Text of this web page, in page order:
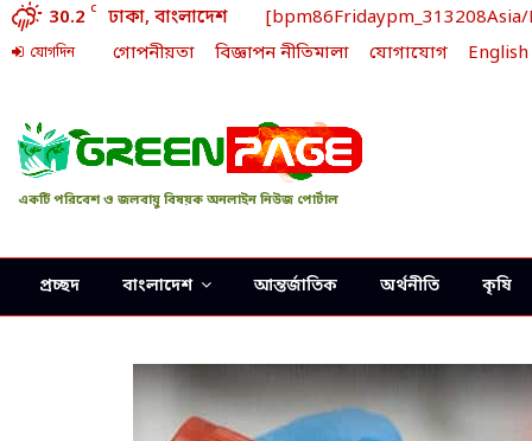
30.2 C ঢাকা, বাংলাদেশ [bpm86Fridaypm_313208Asia/
যোগদিন গোপনীয়তা বিজ্ঞাপন নীতিমালা যোগাযোগ
একটি পরিবেশ ও জলবায়ু বিষয়ক অনলাইন নিউজ পোর্টাল
প্রচ্ছদ বাংলাদেশ আন্তর্জাতিক অর্থনীতি কৃষি